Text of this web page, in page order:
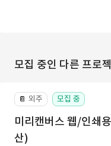
모집 중인 다른 프로
📔 외주 모집 중
미리캔버스 웹/인쇄
산)